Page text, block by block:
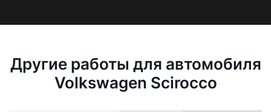
Другие работы для автомобиля
Volkswagen Scirocco